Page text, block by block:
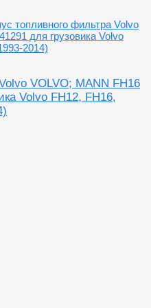
топливного фильтра Volvo
для грузовика Volvo
2014)
VOLVO; MANN FH16
Volvo FH12, FH16,